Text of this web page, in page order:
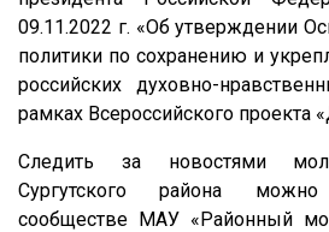
09.11.2022 г. «Об утверждении
политики по сохранению и
российских духовно-
рамках Всероссийского проекта
Следить за новостями
Сургутского района
сообществе МАУ «Районный